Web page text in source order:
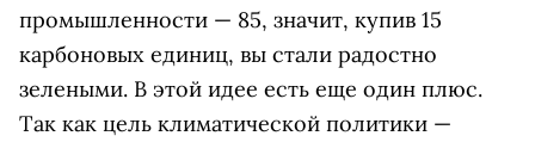
промышленности — 85, значит, купив 15
карбоновых единиц, вы стали радостно
зелеными. В этой идее есть еще один плюс.
Так как цель климатической политики —